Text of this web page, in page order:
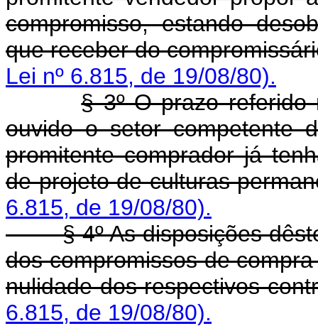
compromisso, estando
que receber do
Lei nº 6.815, de 19/08/80).
§ 3º O prazo referido
ouvido o setor competente
promitente comprador já
de projeto de culturas
6.815, de 19/08/80).
§ 4º As disposições
dos compromissos de
nulidade dos respectivos
6.815, de 19/08/80).